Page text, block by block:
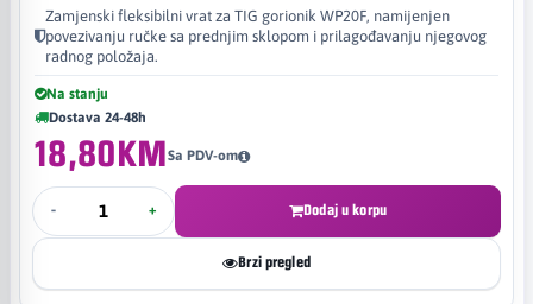
Zamjenski fleksibilni vrat za TIG gorionik WP20F, namijenjen
povezivanju ručke sa prednjim sklopom i prilagođavanju njegovog
radnog položaja.
Na stanju
Dostava 24-48h
18,80KMSa PDV-om
- + Dodaj u korpu
Brzi pregled